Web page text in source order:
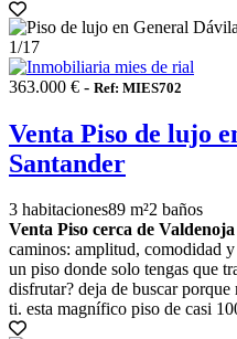
1/17
363.000 € - Ref: MIES702
Venta Piso de lujo
Santander
3 habitaciones89 m²2 baños
Venta Piso cerca de
caminos: amplitud, comodidad
un piso donde solo tengas que
disfrutar? deja de buscar
ti. esta magnífico piso de casi